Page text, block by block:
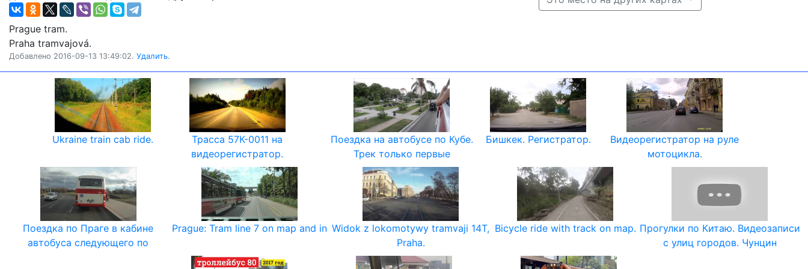
Prague tram.
Praha tramvajová.
Добавлено 2016-09-13 13:49:02. Удалить.
Ukraine train cab ride.
Трасса 57К-0011 на
видеорегистратор.
Поездка на автобусе по Кубе.
Трек только первые
Бишкек. Регистратор.
Видеорегистратор на руле
мотоцикла.
Поездка по Праге в кабине
автобуса следующего по
Prague: Tram line 7 on map and in Widok z lokomotywy tramvaji 14T,
Praha.
Bicycle ride with track on map. Прогулки по Китаю. Видеозаписи
с улиц городов. Чунцин